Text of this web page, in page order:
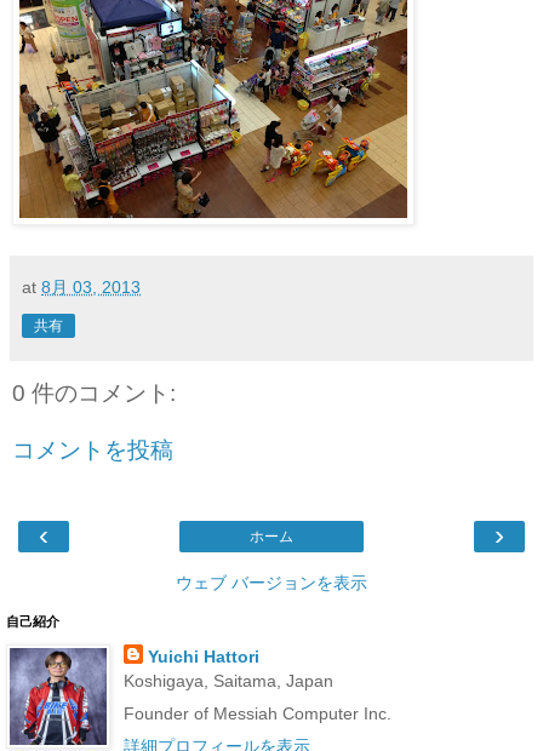
at 8月 03, 2013
共有
0 件のコメント:
コメントを投稿
‹ ›
ホーム
ウェブ バージョンを表示
自己紹介
Yuichi Hattori
Koshigaya, Saitama, Japan
Founder of Messiah Computer Inc.
詳細プロフィールを表示